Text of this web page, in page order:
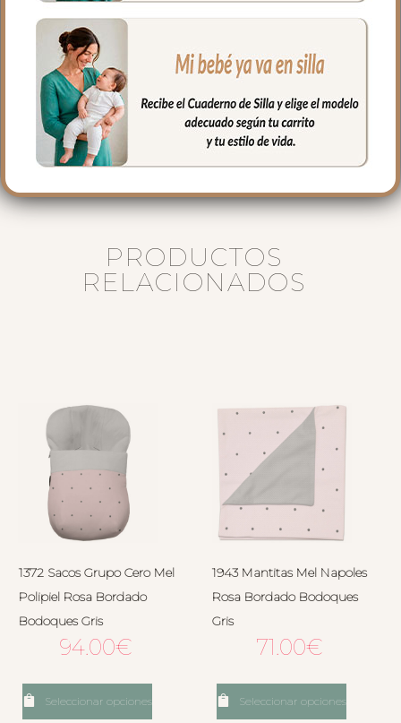
El tejido del, interior puedes elegir en
piqué de algodón o en pelo corto liso.
Puedes lavar a mano o en lavadora,
siempre agua fría, jabones no abrasivos y
secado al natural.
PRODUCTOS
RELACIONADOS
1372 Sacos Grupo Cero Mel
Polipiel Rosa Bordado
Bodoques Gris
94.00€
Seleccionar opciones
1943 Mantitas Mel Napoles
Rosa Bordado Bodoques
Gris
71.00€
Seleccionar opciones